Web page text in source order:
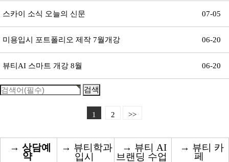
스카이 소식 오늘의 신문 07-05
미용입시 포트폴리오 제작 7월개강 06-20
뷰티AI 스마트 개강 8월 06-20
1 2 >>
→ 상담예
약
→ 뷰티학과
입시
→ 뷰티 AI
브랜딩 수업
→ 뷰티 카
페